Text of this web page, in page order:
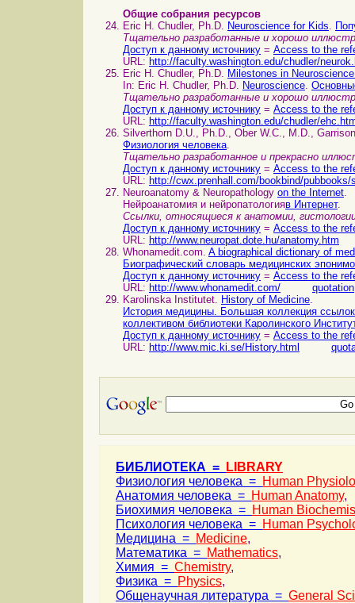
Общие собрания ресурсов
Eric H. Chudler, Ph.D. Neuroscience for Kids
Тщательно разработанные и хорошо
Доступ к данному источнику = Access to the
URL: http://faculty.washington.edu/chudler/
Eric H. Chudler, Ph.D. Milestones in
In: Eric H. Chudler, Ph.D. Neuroscience
Тщательно разработанные и хорошо
Доступ к данному источнику = Access to the
URL: http://faculty.washington.edu/chudler/
Silverthorn D.U., Ph.D., Ober W.C., M.D.,
Физиология человека
Тщательно разработанное и прекрасно
Доступ к данному источнику = Access to the
URL: http://cwx.prenhall.com/bookbind/pubbooks/
Neuroanatomy & Neuropathology on the Internet
Нейроанатомия и нейропатологияв Интернет.
Ссылки, относящиеся к анатомии,
Доступ к данному источнику = Access to the
URL: http://www.neuropat.dote.hu/anatomy.htm
Whonamedit.com. A biographical dictionary of
Биографический словарь медицинских
Доступ к данному источнику = Access to the
URL: http://www.whonamedit.com/
quotation
Karolinska Institutet. History of Medicine
История медицины. Большая коллекция
коллективом библиотеки Каролинского
Доступ к данному источнику = Access to the
URL: http://www.mic.ki.se/History.html
БИБЛИОТЕКА =
LIBRARY
Физиология человека = Human
Анатомия человека = Human Anatomy,
Биохимия человека = Human
Психология человека = Human
Медицина = Medicine,
Математика = Mathematics,
Химия = Chemistry,
Физика = Physics,
Общенаучная литература = General